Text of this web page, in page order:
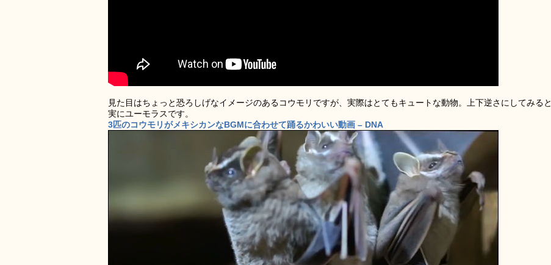
見た目はちょっと恐ろしげなイメージのあるコウモリですが、実際はとてもキュートな動物。上下逆さにしてみると
実にユーモラスです。
3匹のコウモリがメキシカンなBGMに合わせて踊るかわいい動画 – DNA